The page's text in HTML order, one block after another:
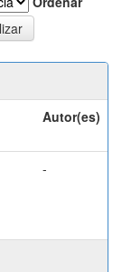
Autor(es)
-